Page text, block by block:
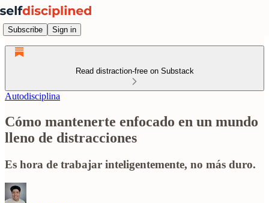
Subscribe Sign in
Read distraction-free on Substack
Autodisciplina
Cómo mantenerte enfocado en un mundo
lleno de distracciones
Es hora de trabajar inteligentemente, no más duro.